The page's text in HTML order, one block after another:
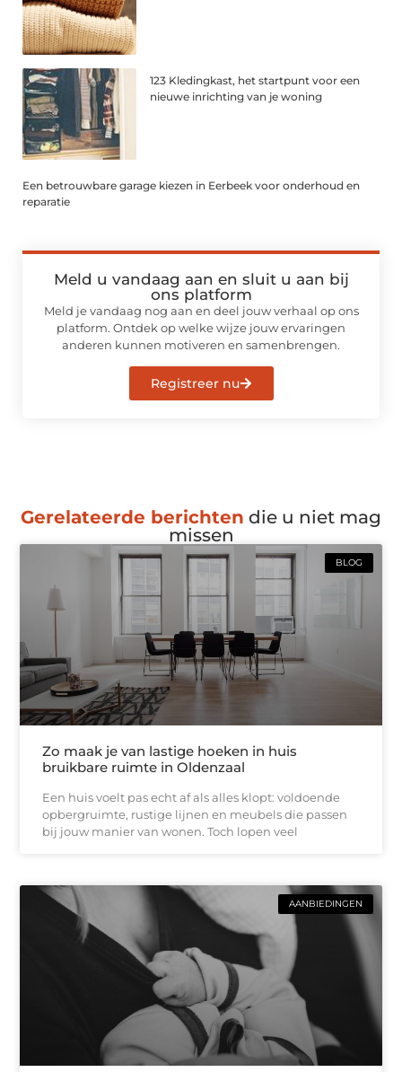
123 Kledingkast, het startpunt voor een
nieuwe inrichting van je woning
Een betrouwbare garage kiezen in Eerbeek voor onderhoud en
reparatie
Meld u vandaag aan en sluit u aan bij
ons platform
Meld je vandaag nog aan en deel jouw verhaal op ons
platform. Ontdek op welke wijze jouw ervaringen
anderen kunnen motiveren en samenbrengen.
Registreer nu
Gerelateerde berichten die u niet mag
missen
BLOG
Zo maak je van lastige hoeken in huis
bruikbare ruimte in Oldenzaal
Een huis voelt pas echt af als alles klopt: voldoende
opbergruimte, rustige lijnen en meubels die passen
bij jouw manier van wonen. Toch lopen veel
AANBIEDINGEN